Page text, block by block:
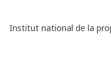
Institut national de la